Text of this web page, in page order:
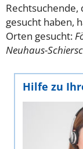
Rechtsuchende,
gesucht haben,
Orten gesucht:
Neuhaus-
Hilfe zu